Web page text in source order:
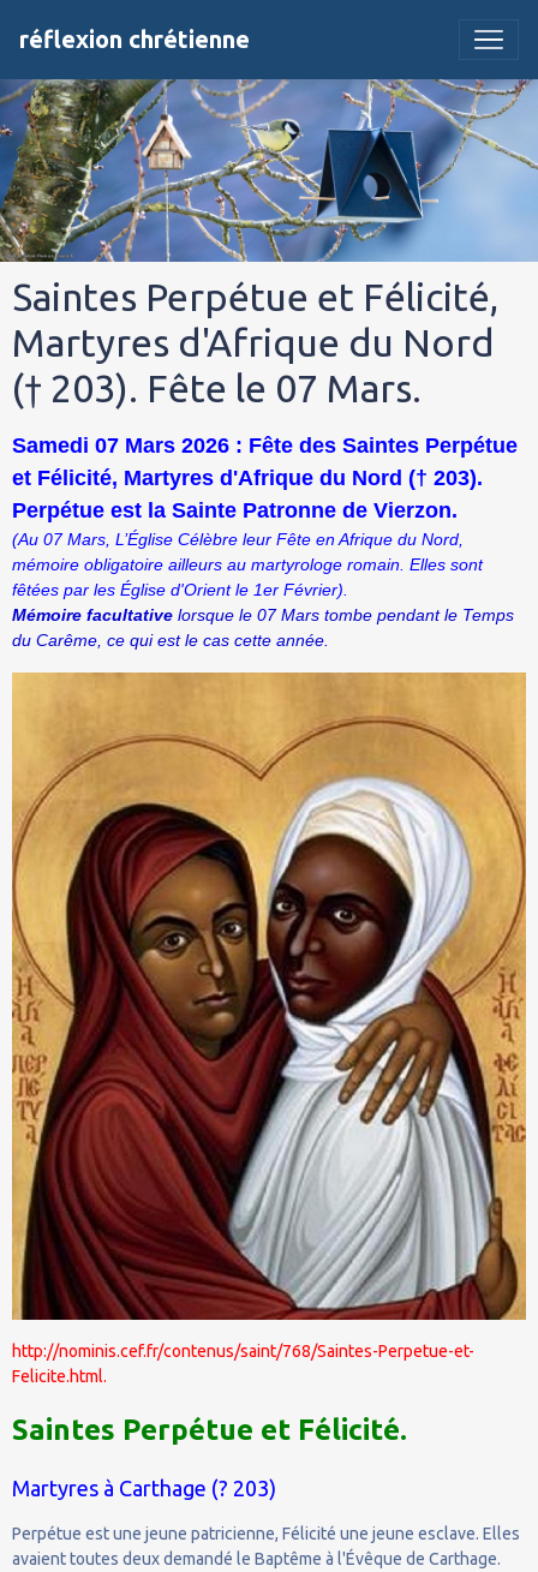
réflexion chrétienne
Saintes Perpétue et Félicité,
Martyres d'Afrique du Nord
(† 203). Fête le 07 Mars.
Samedi 07 Mars 2026 : Fête des Saintes Perpétue
et Félicité, Martyres d'Afrique du Nord († 203).
Perpétue est la Sainte Patronne de Vierzon.
(Au 07 Mars, L’Église Célèbre leur Fête en Afrique du Nord,
mémoire obligatoire ailleurs au martyrologe romain. Elles sont
fêtées par les Église d'Orient le 1er Février).
Mémoire facultative lorsque le 07 Mars tombe pendant le Temps
du Carême, ce qui est le cas cette année.
http://nominis.cef.fr/contenus/saint/768/Saintes-Perpetue-et-
Felicite.html.
Saintes Perpétue et Félicité.
Martyres à Carthage (? 203)
Perpétue est une jeune patricienne, Félicité une jeune esclave. Elles
avaient toutes deux demandé le Baptême à l'Évêque de Carthage.